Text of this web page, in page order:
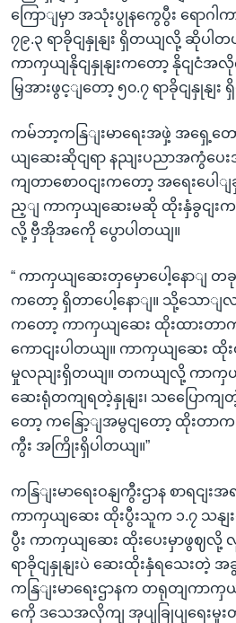
ကြောျမှာ အသုံးပွုနကွေပွီး ရောဂါ
၇၉.၃ ရာခိုငျနှုနျး ရှိတယျလို့ ဆိုပါတယ
ကာကှယျနိုငျနှုနျးကတော့ နိုငျငံအလိုက
မြှအားဖွင့ျတော့ ၅၀.၇ ရာခိုငျနှုနျး
ကမ်ဘာ့ကနြျးမာရေးအဖှဲ့ အရှေ့တ
ယျဆေးဆိုငျရာ နညျးပညာအကွံပေး
ကျတာစောဝငျးကတော့ အရေးပေ
ည့ျ ကာကှယျဆေးမဆို ထိုးနှံခွငျး
လို့ ဗှီအိုအကေို ပွောပါတယျ။
“ ကာကှယျဆေးတှမှောပေါ့နောျ တ
ကတော့ ရှိတာပေါ့နောျ။ သို့သောျ
ကတော့ ကာကှယျဆေး ထိုးထားတာ
ကောငျးပါတယျ။ ကာကှယျဆေး ထိုး
မှုလညျးရှိတယျ။ တကယျလို့ ကာကှယ
ဆေးရုံတကျရတဲ့နှုနျး၊ သပြေောကျ
တော့ ကနြော့ျအမွငျတော့ ထိုးတာ
ကွီး အကြိုးရှိပါတယျ။”
ကနြျးမာရေးဝနျကွီးဌာန စာရငျးအ
ကာကှယျဆေး ထိုးပွီးသူက ၁.၇ သနျ
ပွီး ကာကှယျဆေး ထိုးပေးမှာဖွဈလို့ လူ
ရာခိုငျနှုနျးပဲ ဆေးထိုးနှံရသေးတဲ့
ကနြျးမာရေးဌာနက တရုတျကာ
ကေို ဒသေအလိုကျ အုပျခြုပျရေး